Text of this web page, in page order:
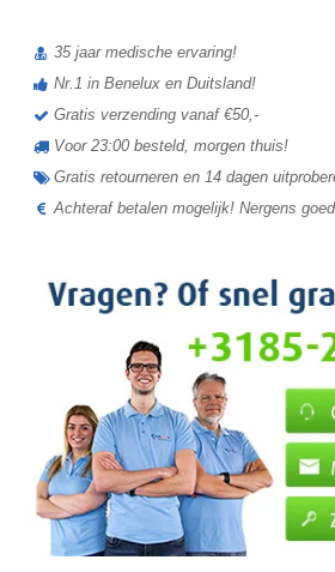
35 jaar medische ervaring!
Nr.1 in Benelux en Duitsland!
Gratis verzending vanaf €50,-
Voor 23:00 besteld, morgen thuis!
Gratis retourneren en 14 dagen
Achteraf betalen mogelijk! Nergens